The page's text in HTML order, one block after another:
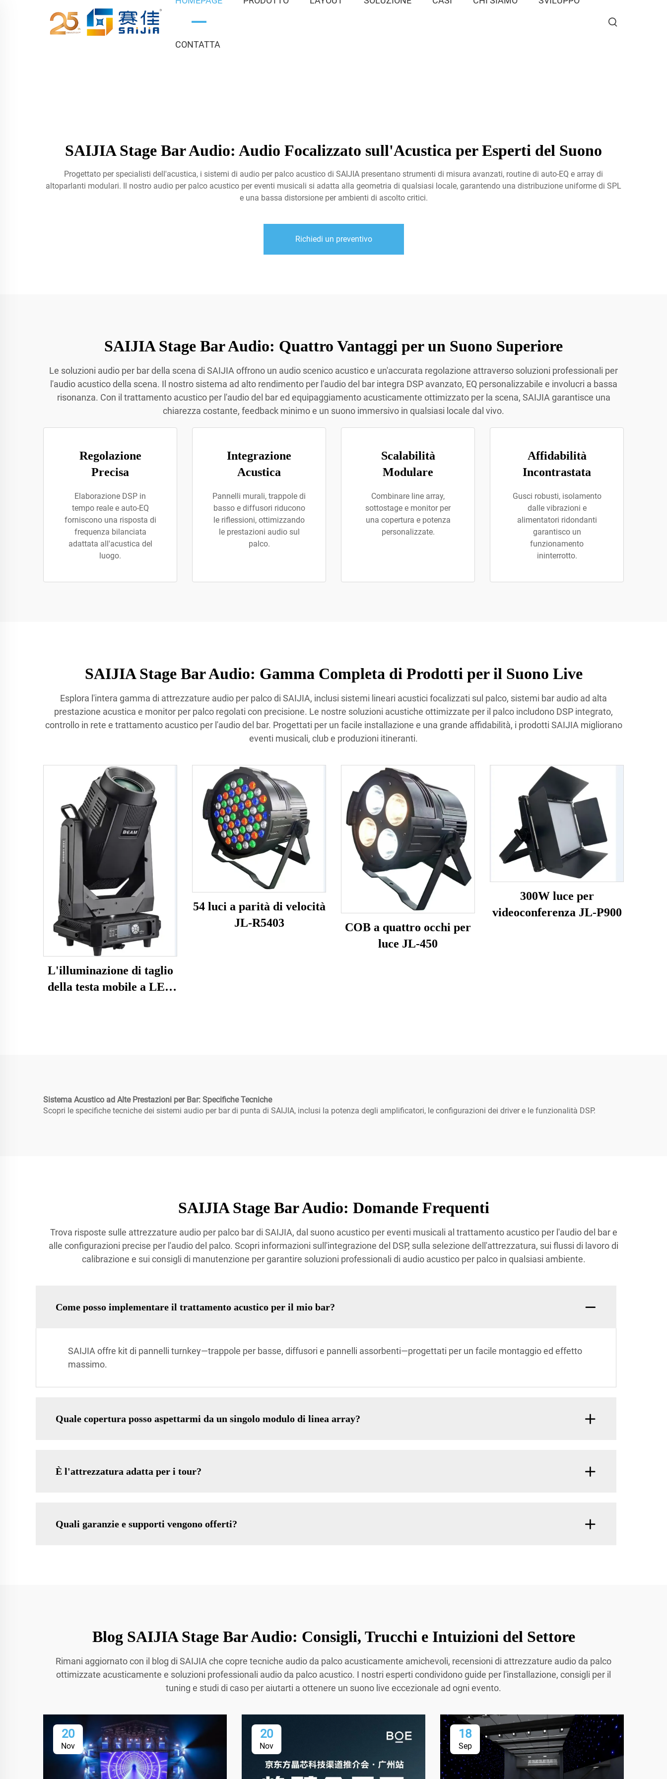
CONTATTA
SAIJIA Stage Bar Audio: Audio Focalizzato sull'Acustica per Esperti del Suono
Progettato per specialisti dell'acustica, i sistemi di audio per palco acustico di SAIJIA presentano strumenti di misura avanzati, routine di auto-EQ e array di
altoparlanti modulari. Il nostro audio per palco acustico per eventi musicali si adatta alla geometria di qualsiasi locale, garantendo una distribuzione uniforme di SPL
e una bassa distorsione per ambienti di ascolto critici.
Richiedi un preventivo
SAIJIA Stage Bar Audio: Quattro Vantaggi per un Suono Superiore
Le soluzioni audio per bar della scena di SAIJIA offrono un audio scenico acustico e un'accurata regolazione attraverso soluzioni professionali per
l'audio acustico della scena. Il nostro sistema ad alto rendimento per l'audio del bar integra DSP avanzato, EQ personalizzabile e involucri a bassa
risonanza. Con il trattamento acustico per l'audio del bar ed equipaggiamento acusticamente ottimizzato per la scena, SAIJIA garantisce una
chiarezza costante, feedback minimo e un suono immersivo in qualsiasi locale dal vivo.
Regolazione
Precisa
Elaborazione DSP in
tempo reale e auto-EQ
forniscono una risposta di
frequenza bilanciata
adattata all'acustica del
luogo.
Integrazione
Acustica
Pannelli murali, trappole di
basso e diffusori riducono
le riflessioni, ottimizzando
le prestazioni audio sul
palco.
Scalabilità
Modulare
Combinare line array,
sottostage e monitor per
una copertura e potenza
personalizzate.
Affidabilità
Incontrastata
Gusci robusti, isolamento
dalle vibrazioni e
alimentatori ridondanti
garantisco un
funzionamento
ininterrotto.
SAIJIA Stage Bar Audio: Gamma Completa di Prodotti per il Suono Live
Esplora l'intera gamma di attrezzature audio per palco di SAIJIA, inclusi sistemi lineari acustici focalizzati sul palco, sistemi bar audio ad alta
prestazione acustica e monitor per palco regolati con precisione. Le nostre soluzioni acustiche ottimizzate per il palco includono DSP integrato,
controllo in rete e trattamento acustico per l'audio del bar. Progettati per un facile installazione e una grande affidabilità, i prodotti SAIJIA migliorano
eventi musicali, club e produzioni itineranti.
L'illuminazione di taglio
della testa mobile a LED
54 luci a parità di velocità
JL-R5403
COB a quattro occhi per
luce JL-450
300W luce per
videoconferenza JL-P900
Sistema Acustico ad Alte Prestazioni per Bar: Specifiche Tecniche
Scopri le specifiche tecniche dei sistemi audio per bar di punta di SAIJIA, inclusi la potenza degli amplificatori, le configurazioni dei driver e le funzionalità DSP.
SAIJIA Stage Bar Audio: Domande Frequenti
Trova risposte sulle attrezzature audio per palco bar di SAIJIA, dal suono acustico per eventi musicali al trattamento acustico per l'audio del bar e
alle configurazioni precise per l'audio del palco. Scopri informazioni sull'integrazione del DSP, sulla selezione dell'attrezzatura, sui flussi di lavoro di
calibrazione e sui consigli di manutenzione per garantire soluzioni professionali di audio acustico per palco in qualsiasi ambiente.
Come posso implementare il trattamento acustico per il mio bar?
SAIJIA offre kit di pannelli turnkey—trappole per basse, diffusori e pannelli assorbenti—progettati per un facile montaggio ed effetto
massimo.
Quale copertura posso aspettarmi da un singolo modulo di linea array?
È l'attrezzatura adatta per i tour?
Quali garanzie e supporti vengono offerti?
Blog SAIJIA Stage Bar Audio: Consigli, Trucchi e Intuizioni del Settore
Rimani aggiornato con il blog di SAIJIA che copre tecniche audio da palco acusticamente amichevoli, recensioni di attrezzature audio da palco
ottimizzate acusticamente e soluzioni professionali audio da palco acustico. I nostri esperti condividono guide per l'installazione, consigli per il
tuning e studi di caso per aiutarti a ottenere un suono live eccezionale ad ogni evento.
20
Nov
20
Nov
18
Sep